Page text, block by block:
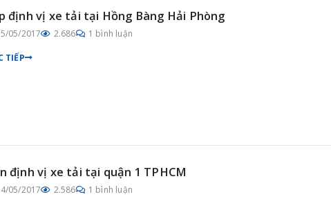
định vị xe tải tại Hồng Bàng Hải Phòng
05/2017 2.686 1 bình luận
TIẾP
định vị xe tải tại quận 1 TPHCM
05/2017 2.586 1 bình luận